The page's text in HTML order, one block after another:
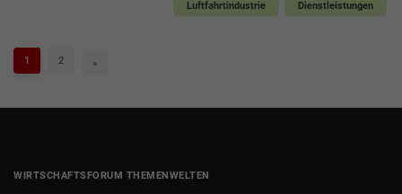
Luftfahrtindustrie Dienstleistungen
1 2 »
WIRTSCHAFTSFORUM THEMENWELTEN